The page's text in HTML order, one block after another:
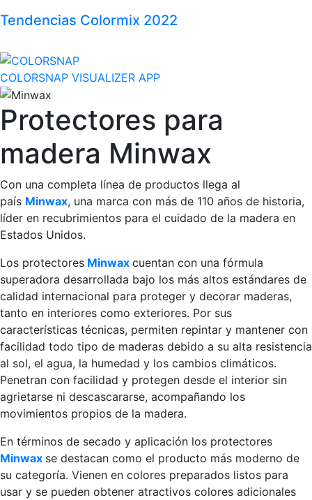
Tendencias Colormix 2022
COLORSNAP VISUALIZER APP
Protectores para
madera Minwax
Con una completa línea de productos llega al
país Minwax, una marca con más de 110 años de historia,
líder en recubrimientos para el cuidado de la madera en
Estados Unidos.
Los protectores Minwax cuentan con una fórmula
superadora desarrollada bajo los más altos estándares de
calidad internacional para proteger y decorar maderas,
tanto en interiores como exteriores. Por sus
características técnicas, permiten repintar y mantener con
facilidad todo tipo de maderas debido a su alta resistencia
al sol, el agua, la humedad y los cambios climáticos.
Penetran con facilidad y protegen desde el interior sin
agrietarse ni descascararse, acompañando los
movimientos propios de la madera.
En términos de secado y aplicación los protectores
Minwax se destacan como el producto más moderno de
su categoría. Vienen en colores preparados listos para
usar y se pueden obtener atractivos colores adicionales